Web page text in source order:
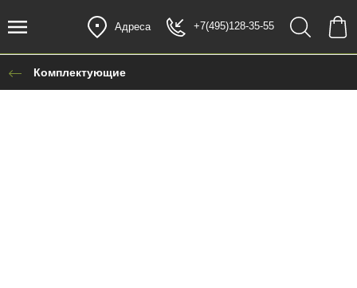
Адреса +7(495)128-35-55
Комплектующие